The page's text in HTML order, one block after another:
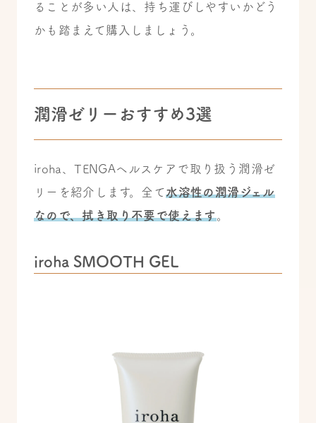
ることが多い人は、持ち運びしやすいかどう
かも踏まえて購入しましょう。
潤滑ゼリーおすすめ3選
iroha、TENGAヘルスケアで取り扱う潤滑ゼ
リーを紹介します。全て水溶性の潤滑ジェル
なので、拭き取り不要で使えます。
iroha SMOOTH GEL